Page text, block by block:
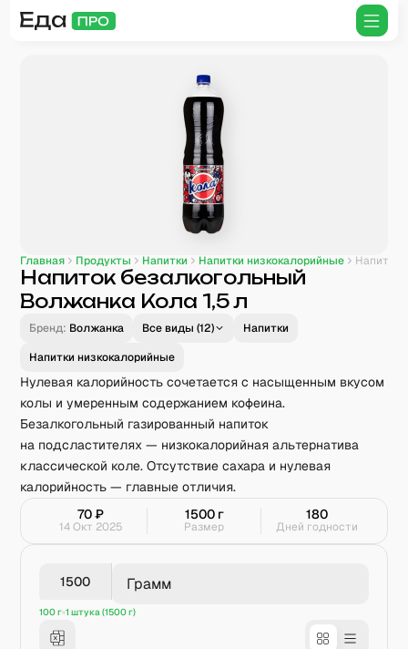
Главная Продукты Напитки Напитки низкокалорийные
Напиток безалкогольный
Волжанка Кола 1,5 л
Бренд: Волжанка Все виды (12)
Напитки
Напитки низкокалорийные
Нулевая калорийность сочетается с насыщенным вкусом
колы и умеренным содержанием кофеина.
Безалкогольный газированный напиток
на подсластителях — низкокалорийная альтернатива
классической коле. Отсутствие сахара и нулевая
калорийность — главные отличия.
70₽
14 Окт 2025
1500г
Размер
180
Дней годности
Грамм
100 г 1 штука (1500 г)